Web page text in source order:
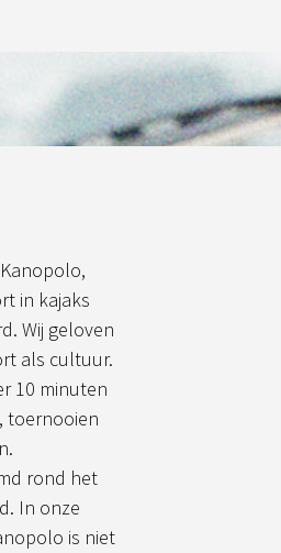
in kajaks
Wij geloven
als cultuur.
10 minuten
toernooien
rond het
In onze
is niet